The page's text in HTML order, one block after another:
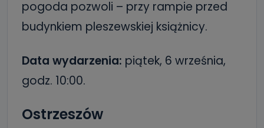
pogoda pozwoli – przy rampie przed
budynkiem pleszewskiej książnicy.
Data wydarzenia: piątek, 6 września,
godz. 10:00.
Ostrzeszów